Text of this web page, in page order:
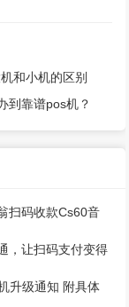
和小机的区别
到靠谱pos机？
扫码收款Cs60音
，让扫码支付变得
升级通知 附具体